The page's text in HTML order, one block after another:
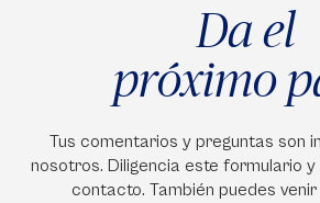
Da el
próximo
Tus comentarios y preguntas son
nosotros. Diligencia este formulario
contacto. También puedes